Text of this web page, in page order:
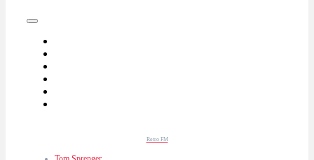
Retro FM